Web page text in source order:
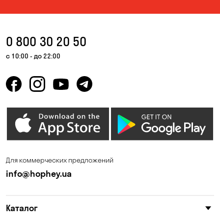
0 800 30 20 50
с 10:00 - до 22:00
Для коммерческих предложений
info@hophey.ua
Каталог